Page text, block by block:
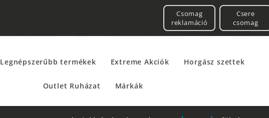
Csomag
reklamáció
Csere
csomag
Legnépszerűbb termékek Extreme Akciók Horgász szettek
Outlet Ruházat Márkák